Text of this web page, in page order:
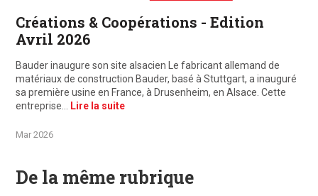
Créations & Coopérations - Edition
Avril 2026
Bauder inaugure son site alsacien Le fabricant allemand de
matériaux de construction Bauder, basé à Stuttgart, a inauguré
sa première usine en France, à Drusenheim, en Alsace. Cette
entreprise…
Lire la suite
Mar 2026
De la même rubrique